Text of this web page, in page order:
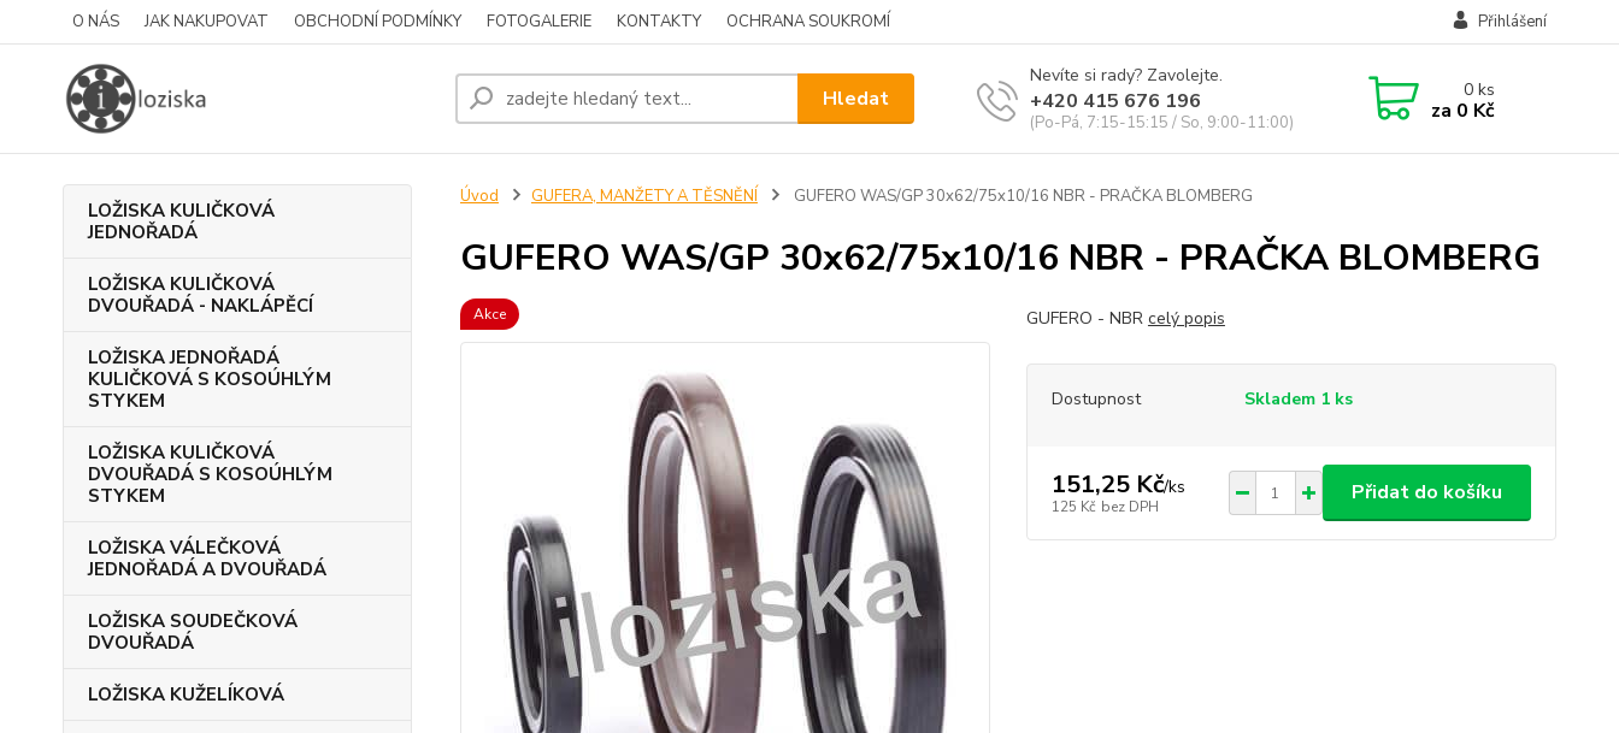
O NÁS JAK NAKUPOVAT OBCHODNÍ PODMÍNKY FOTOGALERIE KONTAKTY OCHRANA SOUKROMÍ Přihlášení
Hledat
Nevíte si rady? Zavolejte.
+420 415 676 196
(Po-Pá, 7:15-15:15 / So, 9:00-11:00)
0ks
za 0 Kč
LOŽISKA KULIČKOVÁ
JEDNOŘADÁ
LOŽISKA KULIČKOVÁ
DVOUŘADÁ - NAKLÁPĚCÍ
LOŽISKA JEDNOŘADÁ
KULIČKOVÁ S KOSOÚHLÝM
STYKEM
LOŽISKA KULIČKOVÁ
DVOUŘADÁ S KOSOÚHLÝM
STYKEM
LOŽISKA VÁLEČKOVÁ
JEDNOŘADÁ A DVOUŘADÁ
LOŽISKA SOUDEČKOVÁ
DVOUŘADÁ
LOŽISKA KUŽELÍKOVÁ
Úvod GUFERA, MANŽETY A TĚSNĚNÍ GUFERO WAS/GP 30x62/75x10/16 NBR - PRAČKA BLOMBERG
GUFERO WAS/GP 30x62/75x10/16 NBR - PRAČKA BLOMBERG
Akce GUFERO - NBR celý popis
Dostupnost Skladem 1 ks
151,25 Kč/ks
125 Kč bez DPH
Přidat do košíku